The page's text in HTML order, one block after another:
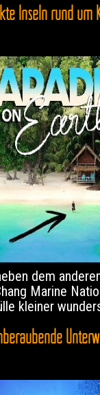
Inseln rund um
dem
Marine
kleiner